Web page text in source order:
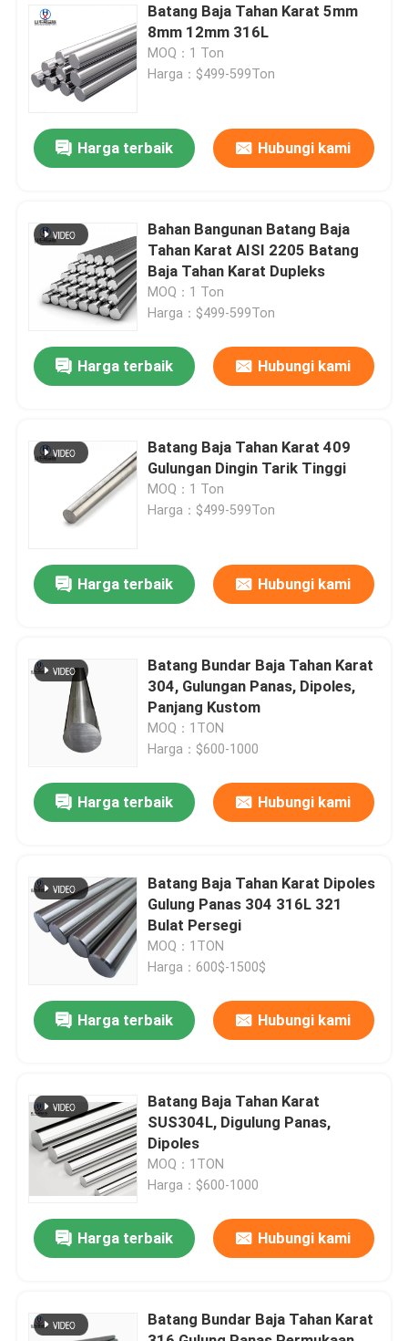
Rumah
Tentang kita
Kontrol kualitas
Hubungi kami
Quote request suatu
Kumparan baja karbon
Gulungan Baja Tahan Karat
Batang Baja Tahan Karat 5mm
8mm 12mm 316L
MOQ：1 Ton
Harga：$499-599Ton
Harga terbaik Hubungi kami
Bahan Bangunan Batang Baja
Tahan Karat AISI 2205 Batang
Baja Tahan Karat Dupleks
MOQ：1 Ton
Harga：$499-599Ton
Harga terbaik Hubungi kami
Batang Baja Tahan Karat 409
Gulungan Dingin Tarik Tinggi
MOQ：1 Ton
Harga：$499-599Ton
Harga terbaik Hubungi kami
Batang Bundar Baja Tahan Karat
304, Gulungan Panas, Dipoles,
Panjang Kustom
MOQ：1TON
Harga：$600-1000
Harga terbaik Hubungi kami
Batang Baja Tahan Karat Dipoles
Gulung Panas 304 316L 321
Bulat Persegi
MOQ：1TON
Harga：600$-1500$
Harga terbaik Hubungi kami
Batang Baja Tahan Karat
SUS304L, Digulung Panas,
Dipoles
MOQ：1TON
Harga：$600-1000
Harga terbaik Hubungi kami
Batang Bundar Baja Tahan Karat